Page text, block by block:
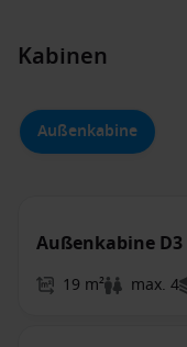
Kabinen
Außenkabine
Außenkabine D3
19 m² max. 4